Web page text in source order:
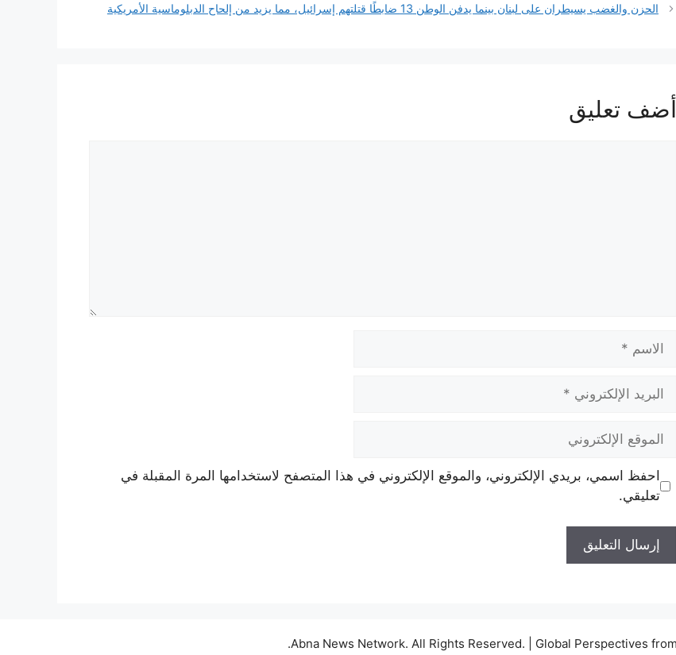
الحزن والغضب يسيطران على لبنان بينما يدفن الوطن 13 ضابطًا قتلتهم إسرائيل، مما يزيد من إلحاح الدبلوماسية الأمريكية
أضف تعليق
الاسم
البريد
الإلكتروني
الموقع
الإلكتروني
احفظ اسمي، بريدي الإلكتروني، والموقع الإلكتروني في هذا المتصفح لاستخدامها المرة المقبلة في
تعليقي.